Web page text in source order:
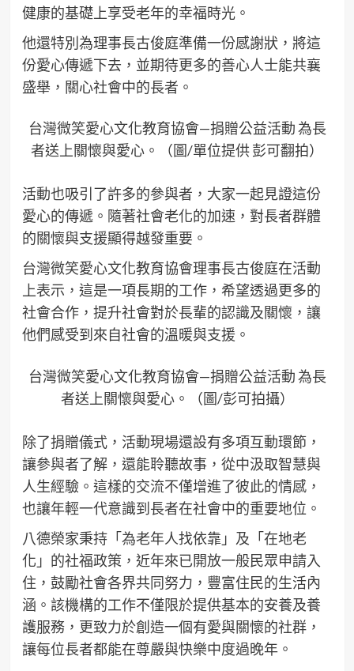
健康的基礎上享受老年的幸福時光。
他還特別為理事長古俊庭準備一份感謝狀，將這
份愛心傳遞下去，並期待更多的善心人士能共襄
盛舉，關心社會中的長者。
台灣微笑愛心文化教育協會—捐贈公益活動 為長
者送上關懷與愛心。（圖/單位提供 彭可翻拍）
活動也吸引了許多的參與者，大家一起見證這份
愛心的傳遞。隨著社會老化的加速，對長者群體
的關懷與支援顯得越發重要。
台灣微笑愛心文化教育協會理事長古俊庭在活動
上表示，這是一項長期的工作，希望透過更多的
社會合作，提升社會對於長輩的認識及關懷，讓
他們感受到來自社會的溫暖與支援。
台灣微笑愛心文化教育協會—捐贈公益活動 為長
者送上關懷與愛心。（圖/彭可拍攝）
除了捐贈儀式，活動現場還設有多項互動環節，
讓參與者了解，還能聆聽故事，從中汲取智慧與
人生經驗。這樣的交流不僅增進了彼此的情感，
也讓年輕一代意識到長者在社會中的重要地位。
八德榮家秉持「為老年人找依靠」及「在地老
化」的社福政策，近年來已開放一般民眾申請入
住，鼓勵社會各界共同努力，豐富住民的生活內
涵。該機構的工作不僅限於提供基本的安養及養
護服務，更致力於創造一個有愛與關懷的社群，
讓每位長者都能在尊嚴與快樂中度過晚年。